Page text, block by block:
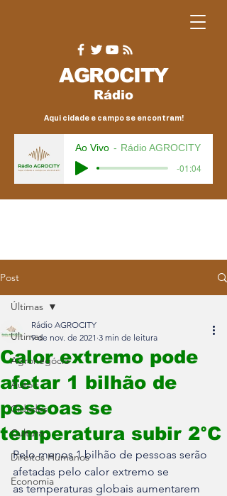
AGROCITY
Rádio
Aqui cidade e campo se encontram!
Ao Vivo Rádio AGROCITY
-01:04
Post
Últimas
Agronegócio
Auto+
Cidades
Cultura
Direitos Humanos
Economia
Últimas
Calor extremo pode
afetar 1 bilhão de
pessoas se
temperatura subir 2°C
Rádio AGROCITY
9 de nov. de 2021 3 min de leitura
Pelo menos 1 bilhão de pessoas serão
afetadas pelo calor extremo se
as temperaturas globais aumentarem